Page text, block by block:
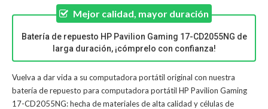
Mejor calidad, mayor duración
Batería de repuesto HP Pavilion Gaming 17-CD2055NG de
larga duración, ¡cómprelo con confianza!
Vuelva a dar vida a su computadora portátil original con nuestra
batería de repuesto para computadora portátil HP Pavilion Gaming
17-CD2055NG: hecha de materiales de alta calidad y células de